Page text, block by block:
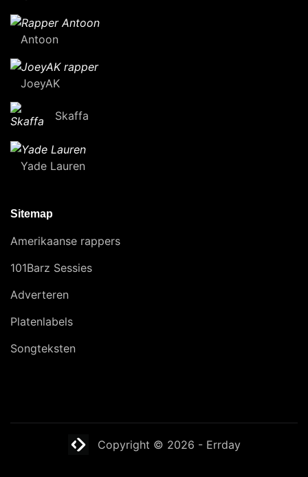
Antoon
JoeyAK
Skaffa
Yade Lauren
Sitemap
Amerikaanse rappers
101Barz Sessies
Adverteren
Platenlabels
Songteksten
Website laten maken? | Brthmrk
Copyright © 2026 - Errday